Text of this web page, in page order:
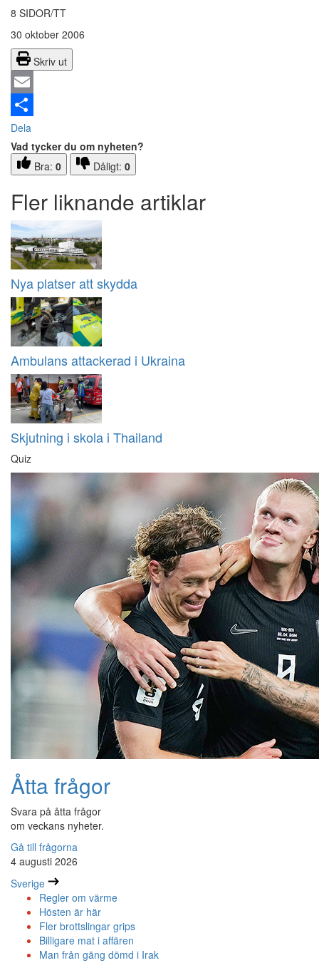
8 SIDOR/TT
30 oktober 2006
Skriv ut
Email
Dela
Vad tycker du om nyheten?
Bra: 0 Dåligt: 0
Fler liknande artiklar
Nya platser att skydda
Ambulans attackerad i Ukraina
Skjutning i skola i Thailand
Quiz
Åtta frågor
Svara på åtta frågor
om veckans nyheter.
Gå till frågorna
4 augusti 2026
Sverige
Regler om värme
Hösten är här
Fler brottslingar grips
Billigare mat i affären
Man från gäng dömd i Irak